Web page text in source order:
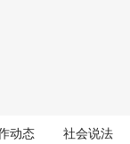
动态 社会说法